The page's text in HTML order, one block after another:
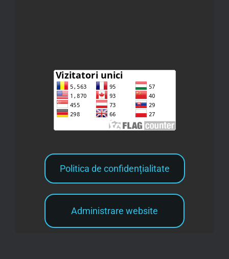
Politica de confidențialitate
Administrare website